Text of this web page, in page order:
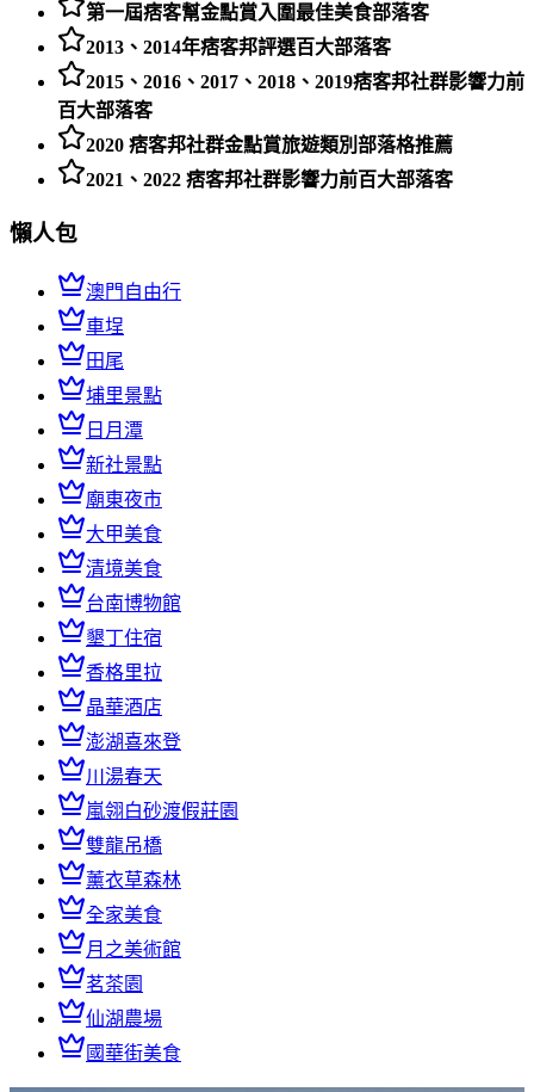
第一屆痞客幫金點賞入圍最佳美食部落客
2013、2014年痞客邦評選百大部落客
2015、2016、2017、2018、2019痞客邦社群影響力前
百大部落客
2020 痞客邦社群金點賞旅遊類別部落格推薦
2021、2022 痞客邦社群影響力前百大部落客
懶人包
澳門自由行
車埕
田尾
埔里景點
日月潭
新社景點
廟東夜市
大甲美食
清境美食
台南博物館
墾丁住宿
香格里拉
晶華酒店
澎湖喜來登
川湯春天
嵐翎白砂渡假莊園
雙龍吊橋
薰衣草森林
全家美食
月之美術館
茗茶園
仙湖農場
國華街美食